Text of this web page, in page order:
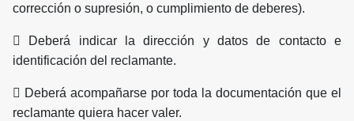
corrección o supresión, o cumplimiento de deberes).
 Deberá indicar la dirección y datos de contacto e
identificación del reclamante.
 Deberá acompañarse por toda la documentación que el
reclamante quiera hacer valer.